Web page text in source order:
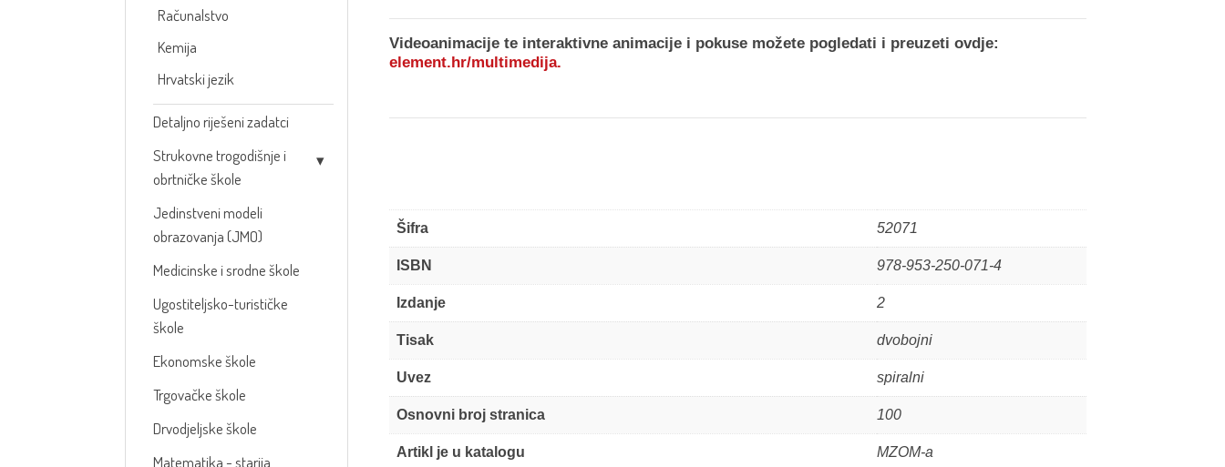
Računalstvo
Kemija
Hrvatski jezik
Detaljno riješeni zadatci
Strukovne trogodišnje i
obrtničke škole
Jedinstveni modeli
obrazovanja (JMO)
Medicinske i srodne škole
Ugostiteljsko-turističke
škole
Ekonomske škole
Trgovačke škole
Drvodjeljske škole
Matematika - starija
Videoanimacije te interaktivne animacije i pokuse možete pogledati i preuzeti ovdje:
element.hr/multimedija.
Šifra 52071
ISBN 978-953-250-071-4
Izdanje 2
Tisak dvobojni
Uvez spiralni
Osnovni broj stranica 100
Artikl je u katalogu MZOM-a